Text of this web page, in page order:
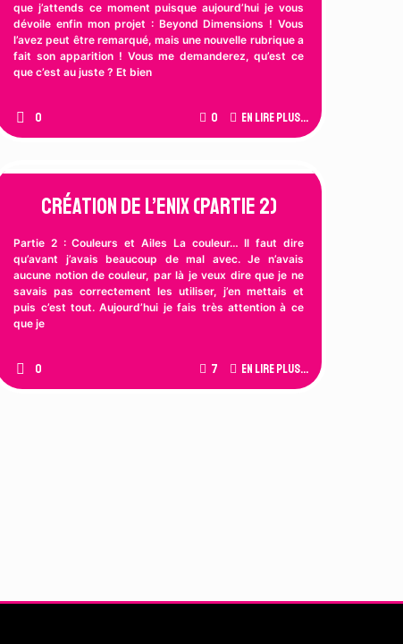
que j’attends ce moment puisque aujourd’hui je vous
dévoile enfin mon projet : Beyond Dimensions ! Vous
l’avez peut être remarqué, mais une nouvelle rubrique a
fait son apparition ! Vous me demanderez, qu’est ce
que c’est au juste ? Et bien
0 0 En lire plus...
Création de l’Enix (Partie 2)
Partie 2 : Couleurs et Ailes La couleur… Il faut dire
qu’avant j’avais beaucoup de mal avec. Je n’avais
aucune notion de couleur, par là je veux dire que je ne
savais pas correctement les utiliser, j’en mettais et
puis c’est tout. Aujourd’hui je fais très attention à ce
que je
0 7 En lire plus...